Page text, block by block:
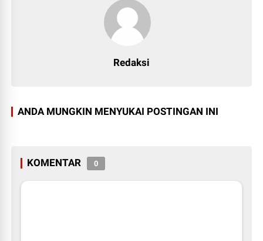
Redaksi
ANDA MUNGKIN MENYUKAI POSTINGAN INI
KOMENTAR 0